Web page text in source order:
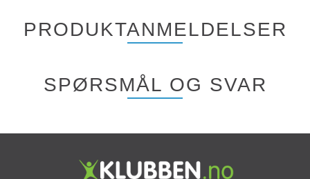
PRODUKTANMELDELSER
SPØRSMÅL OG SVAR